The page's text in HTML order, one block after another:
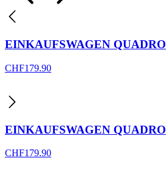
EINKAUFSWAGEN QUADRO
CHF179.90
EINKAUFSWAGEN QUADRO
CHF179.90